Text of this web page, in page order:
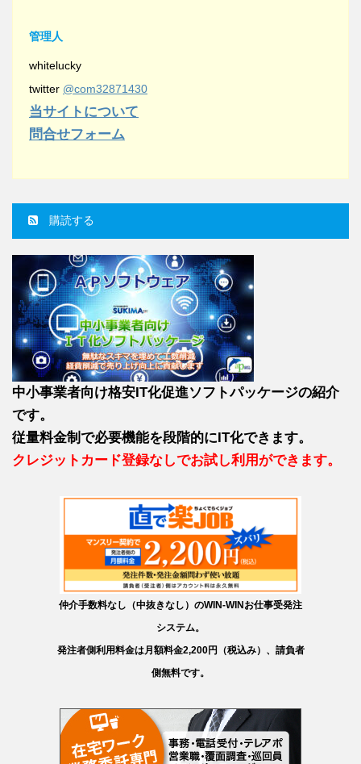
管理人
whitelucky
twitter @com32871430
当サイトについて
問合せフォーム
購読する
中小事業者向け格安IT化促進ソフトパッケージの紹介
です。
従量料金制で必要機能を段階的にIT化できます。
クレジットカード登録なしでお試し利用ができます。
仲介手数料なし（中抜きなし）のWIN-WINお仕事受発注
システム。
発注者側利用料金は月額料金2,200円（税込み）、請負者
側無料です。